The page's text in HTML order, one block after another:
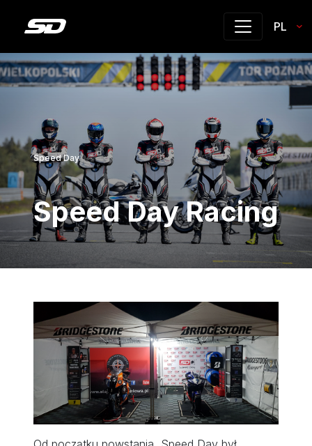
PL
Speed Day
Speed Day Racing